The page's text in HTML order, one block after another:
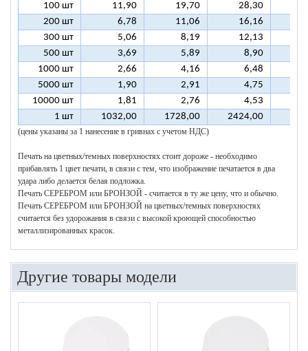
100 шт
11,90 19,70 28,30
200 шт
6,78 11,06 16,16
300 шт
5,06 8,19 12,13
500 шт
3,69 5,89 8,90
1000 шт
2,66 4,16 6,48
5000 шт
1,90 2,91 4,75
10000 шт
1,81 2,76 4,53
1 шт
1032,00 1728,00 2424,00
(цены указаны за 1 нанесение в гривнах с учетом НДС)
Печать на цветных/темных поверхностях стоит дороже - необходимо
прибавлять 1 цвет печати, в связи с тем, что изображение печатается в два
удара либо делается белая подложка.
Печать СЕРЕБРОМ или БРОНЗОЙ - считается в ту же цену, что и обычно.
Печать СЕРЕБРОМ или БРОНЗОЙ на цветных/темных поверхностях
считается без удорожания в связи с высокой кроющей способностью
металлизированных красок.
Другие товары модели